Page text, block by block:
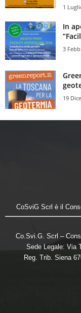
1
In
3
19
CoSviG Scrl è il
Co.Svi.G. Scrl –
Sede Legale: Via
Reg. Trib. Siena